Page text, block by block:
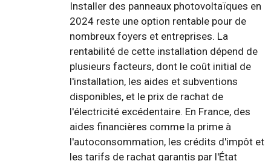
Installer des panneaux photovoltaïques en
2024 reste une option rentable pour de
nombreux foyers et entreprises. La
rentabilité de cette installation dépend de
plusieurs facteurs, dont le coût initial de
l'installation, les aides et subventions
disponibles, et le prix de rachat de
l'électricité excédentaire. En France, des
aides financières comme la prime à
l'autoconsommation, les crédits d'impôt et
les tarifs de rachat garantis par l'État